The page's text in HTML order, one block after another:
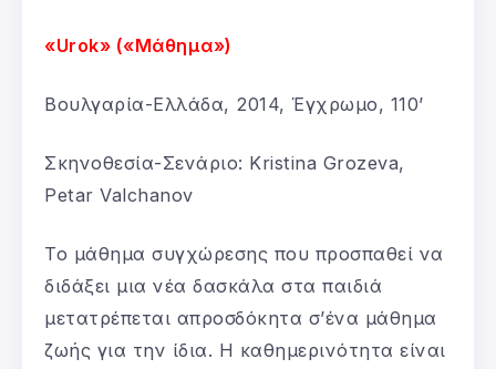
«Urok» («Μάθημα»)
Βουλγαρία-Ελλάδα, 2014, Έγχρωμο, 110’
Σκηνοθεσία-Σενάριο: Kristina Grozeva,
Petar Valchanov
Το μάθημα συγχώρεσης που προσπαθεί να
διδάξει μια νέα δασκάλα στα παιδιά
μετατρέπεται απροσδόκητα σ’ένα μάθημα
ζωής για την ίδια. Η καθημερινότητα είναι